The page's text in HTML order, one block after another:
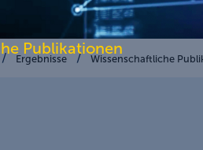
Publikationen
Ergebnisse Wissenschaftliche